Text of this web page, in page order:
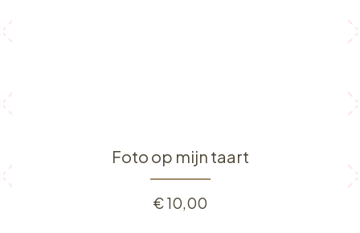
Foto op mijn taart
€10,00